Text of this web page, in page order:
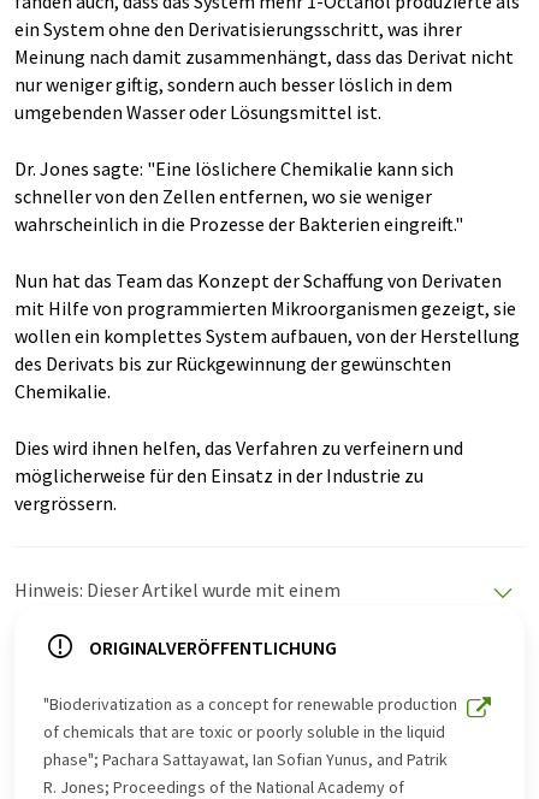
ein System ohne den Derivatisierungsschritt, was ihrer
Meinung nach damit zusammenhängt, dass das Derivat nicht
nur weniger giftig, sondern auch besser löslich in dem
umgebenden Wasser oder Lösungsmittel ist.
Dr. Jones sagte: "Eine löslichere Chemikalie kann sich
schneller von den Zellen entfernen, wo sie weniger
wahrscheinlich in die Prozesse der Bakterien eingreift."
Nun hat das Team das Konzept der Schaffung von Derivaten
mit Hilfe von programmierten Mikroorganismen gezeigt, sie
wollen ein komplettes System aufbauen, von der Herstellung
des Derivats bis zur Rückgewinnung der gewünschten
Chemikalie.
Dies wird ihnen helfen, das Verfahren zu verfeinern und
möglicherweise für den Einsatz in der Industrie zu
vergrössern.
Hinweis: Dieser Artikel wurde mit einem
LUMITOS bietet diese automatischen Übersetzungen
Nachrichten zu präsentieren. Da dieser Artikel mit
automatischer Übersetzung übersetzt wurde, ist es
möglich, dass er Fehler im Vokabular, in der Syntax oder
in der Grammatik enthält. Den ursprünglichen Artikel in
ORIGINALVERÖFFENTLICHUNG
"Bioderivatization as a concept for renewable production
of chemicals that are toxic or poorly soluble in the liquid
phase"; Pachara Sattayawat, Ian Sofian Yunus, and Patrik
R. Jones; Proceedings of the National Academy of